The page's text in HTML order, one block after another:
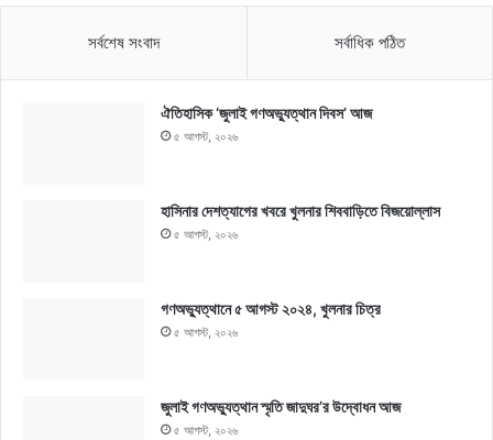
সর্বশেষ সংবাদ সর্বাধিক পঠিত
ঐতিহাসিক ‘জুলাই গণঅভ্যুত্থান দিবস’ আজ
৫ আগস্ট, ২০২৬
হাসিনার দেশত্যাগের খবরে খুলনার শিববাড়িতে বিজয়োল্লাস
৫ আগস্ট, ২০২৬
গণঅভ্যুত্থানে ৫ আগস্ট ২০২৪, খুলনার চিত্র
৫ আগস্ট, ২০২৬
জুলাই গণঅভ্যুত্থান স্মৃতি জাদুঘর’র উদ্বোধন আজ
৫ আগস্ট, ২০২৬